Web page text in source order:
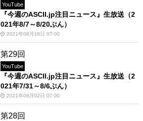
YouTube
『今週のASCII.jp注目ニュース』生放送（2
021年8/7～8/20ぶん）
2021年08月16日 07:00
第29回
YouTube
『今週のASCII.jp注目ニュース』生放送（2
021年7/31～8/6ぶん）
2021年08月02日 07:00
第28回